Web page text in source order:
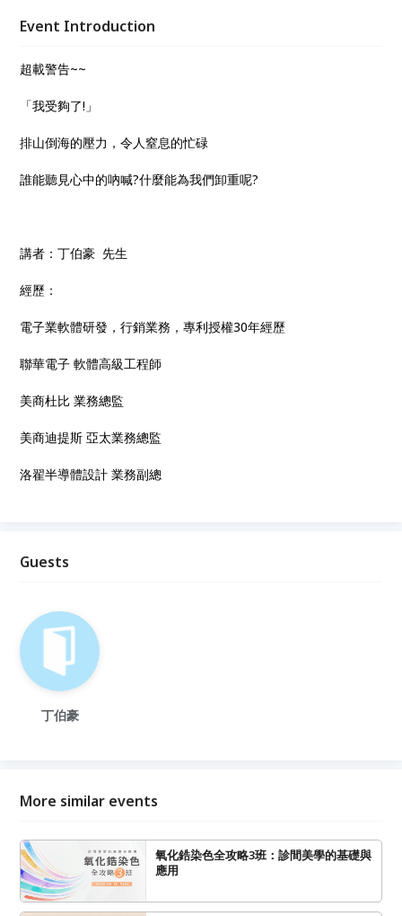
Event Introduction
超載警告~~
「我受夠了!」
排山倒海的壓力，令人窒息的忙碌
誰能聽見心中的吶喊?什麼能為我們卸重呢?
講者：丁伯豪 先生
經歷：
電子業軟體研發，行銷業務，專利授權30年經歷
聯華電子 軟體高級工程師
美商杜比 業務總監
美商迪提斯 亞太業務總監
洛翟半導體設計 業務副總
Guests
丁伯豪
More similar events
氧化鋯染色全攻略3班：診間美學的基礎與
應用